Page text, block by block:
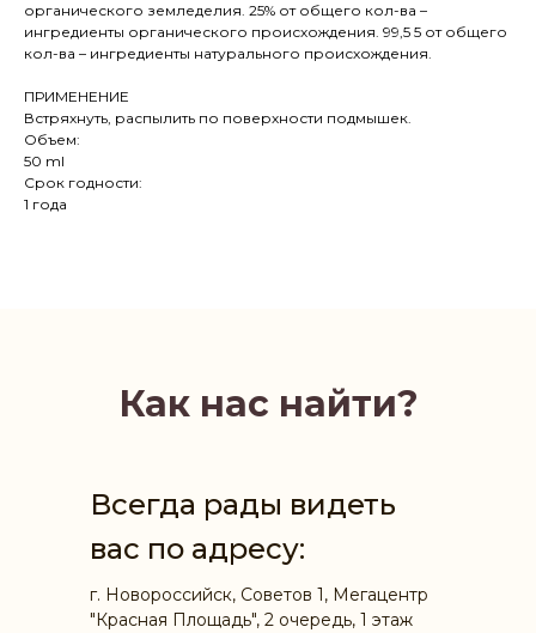
органического земледелия. 25% от общего кол-ва –
ингредиенты органического происхождения. 99,5 5 от общего
кол-ва – ингредиенты натурального происхождения.
ПРИМЕНЕНИЕ
Встряхнуть, распылить по поверхности подмышек.
Объем:
50 ml
Срок годности:
1 года
Как нас найти?
Всегда рады видеть
вас по адресу:
г. Новороссийск, Советов 1, Мегацентр
"Красная Площадь", 2 очередь, 1 этаж